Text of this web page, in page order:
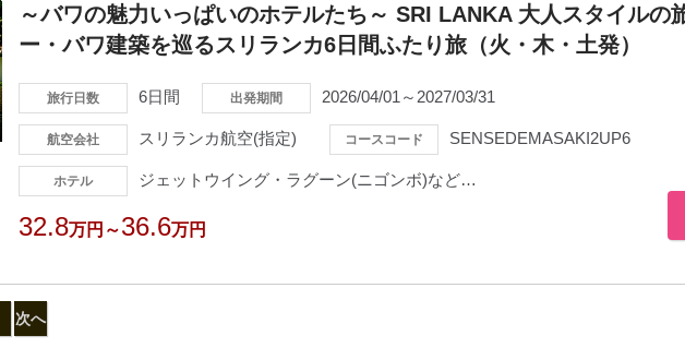
～バワの魅力いっぱいのホテルたち～ SRI LANKA 大人スタイルの
ー・バワ建築を巡るスリランカ6日間ふたり旅（火・木・土発）
旅行日数 6日間 出発期間 2026/04/01～2027/03/31
航空会社 スリランカ航空(指定) コースコード SENSEDEMASAKI2UP6
ホテル ジェットウイング・ラグーン(ニゴンボ)など…
32.8万円～36.6万円
次へ